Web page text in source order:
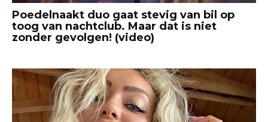
Poedelnaakt duo gaat stevig van bil op
toog van nachtclub. Maar dat is niet
zonder gevolgen! (video)